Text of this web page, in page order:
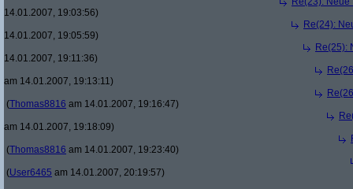
14.01.2007, 19:03:56)
Re(24):
14.01.2007, 19:05:59)
Re(25):
14.01.2007, 19:11:36)
am 14.01.2007, 19:13:11)
(Thomas8816 am 14.01.2007, 19:16:47)
am 14.01.2007, 19:18:09)
(Thomas8816 am 14.01.2007, 19:23:40)
(User6465 am 14.01.2007, 20:19:57)